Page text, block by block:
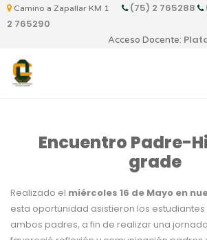
Camino a Zapallar KM 1 (75) 2 765288
2 765290
Acceso Docente:
Encuentro Padre-
grade
Realizado el miércoles 16 de Mayo en
esta oportunidad asistieron los
ambos padres, a fin de realizar una